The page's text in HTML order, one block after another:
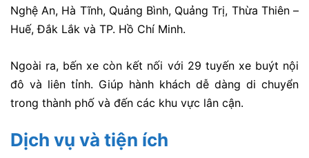
Nghệ An, Hà Tĩnh, Quảng Bình, Quảng Trị, Thừa Thiên –
Huế, Đắk Lắk và TP. Hồ Chí Minh.
Ngoài ra, bến xe còn kết nối với 29 tuyến xe buýt nội
đô và liên tỉnh. Giúp hành khách dễ dàng di chuyển
trong thành phố và đến các khu vực lân cận.
Dịch vụ và tiện ích